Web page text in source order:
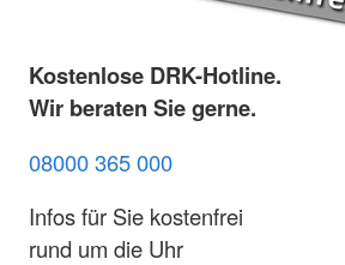
Kostenlose DRK-Hotline.
Wir beraten Sie gerne.
08000 365 000
Infos für Sie kostenfrei
rund um die Uhr